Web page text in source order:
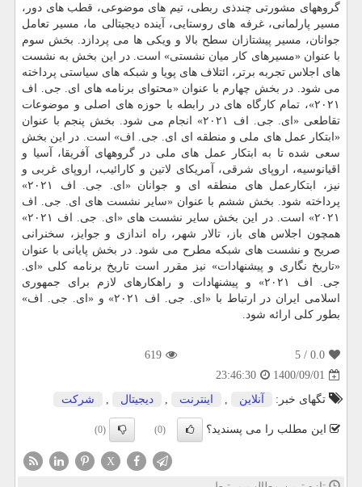
گروههای مشورتی چندذی ربطی، تیم های موضوعی، قطب های دور،
مسیر پارلمانی، غرفه های روستایی، آینده دیجیتالی ما، مسیر تعامل
جوانان، مسیر پیشتازان سطح بالا و ویکی ها می پردازد. بخش سوم
با عنوان «مسیرهای کار میان نشستی» است. در این بخش به نشست
های اجلاس تجربه برتر، ائتلاف های پویا و شبکه های سیاستی پرداخته
می شود. در بخش چهارم با عنوان «محتوای برنامه های ای. جی. اف
۲۰۲۱»، تمام کارگاه های در رابطه با حوزه های اصلی و موضوعات
تقاطعی «ای. جی. اف ۲۰۲۱» انجام می شود. بخش پنجم با عنوان
«ابتکار عمل های ملی و منطقه ای ای. جی. اف» است. در این بخش
سعی شده تا به ابتکار عمل های ملی در گروههای آفریقا، آسیا و
اقیانوسیه، اروپای شرقی، آمریکای لاتین و کارائیب، اروپای غربی و
نیز، ابتکارعمل های منطقه ای و جوانان «ای. جی. اف ۲۰۲۱»
پرداخته شود. بخش ششم با عنوان «سایر نشست های ای. جی. اف
۲۰۲۱» است. در این بخش سایر نشست های «ای. جی. اف ۲۰۲۱»
همچون اجلاس های باز، تالار شهر، راه اندازی و جوایز، سخنرانی
صریح و نشست های شبکه مطرح می شود. در بخش پایانی با عنوان
«تاریخ نگاری و پیشنهادات» نیز مقرر است تاریخ برنامه کلی «ای.
جی. اف ۲۰۲۱» و پیشنهادات و راهکارهای لازم برای جمهوری
اسلامی ایران در ارتباط با «ای. جی. اف ۲۰۲۱» و «ای. جی. اف»
بطور کلی ارائه شود.
0.0
/ 5
619
1400/09/01
23:46:30
تگهای خبر:
آنلاین , اینترنت , دیجیتال , شركت
این مطلب را می پسندید؟ (0)
(0)
X